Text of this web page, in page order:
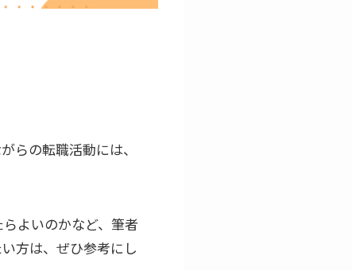
らの転職活動には、
よいのかなど、筆者
方は、ぜひ参考にし